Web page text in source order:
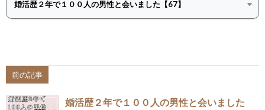
前の記事
婚活歴２年で１００人の男性と会いました